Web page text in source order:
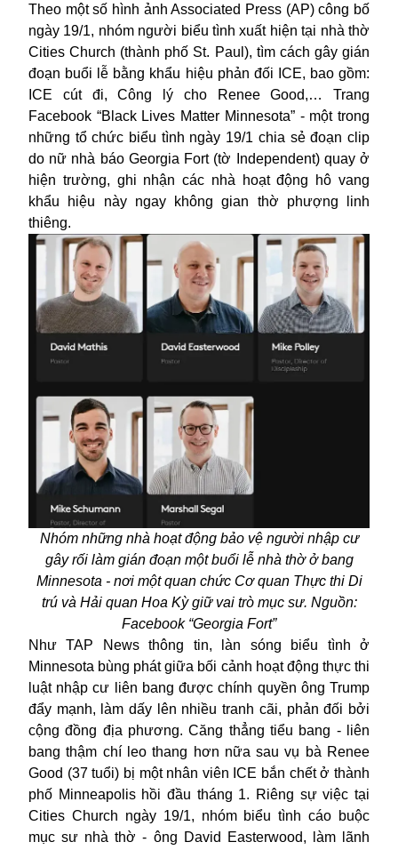
Theo một số hình ảnh Associated Press (AP) công bố
ngày 19/1, nhóm người biểu tình xuất hiện tại nhà thờ
Cities Church (thành phố St. Paul), tìm cách gây gián
đoạn buổi lễ bằng khẩu hiệu phản đối ICE, bao gồm:
ICE cút đi, Công lý cho Renee Good,… Trang
Facebook “Black Lives Matter Minnesota” - một trong
những tổ chức biểu tình ngày 19/1 chia sẻ đoạn clip
do nữ nhà báo Georgia Fort (tờ Independent) quay ở
hiện trường, ghi nhận các nhà hoạt động hô vang
khẩu hiệu này ngay không gian thờ phượng linh
thiêng.
Nhóm những nhà hoạt động bảo vệ người nhập cư
gây rối làm gián đoạn một buổi lễ nhà thờ ở bang
Minnesota - nơi một quan chức Cơ quan Thực thi Di
trú và Hải quan Hoa Kỳ giữ vai trò mục sư. Nguồn:
Facebook “Georgia Fort”
Như TAP News thông tin, làn sóng biểu tình ở
Minnesota bùng phát giữa bối cảnh hoạt động thực thi
luật nhập cư liên bang được chính quyền ông Trump
đẩy mạnh, làm dấy lên nhiều tranh cãi, phản đối bởi
cộng đồng địa phương. Căng thẳng tiểu bang - liên
bang thậm chí leo thang hơn nữa sau vụ bà Renee
Good (37 tuổi) bị một nhân viên ICE bắn chết ở thành
phố Minneapolis hồi đầu tháng 1. Riêng sự việc tại
Cities Church ngày 19/1, nhóm biểu tình cáo buộc
mục sư nhà thờ - ông David Easterwood, làm lãnh